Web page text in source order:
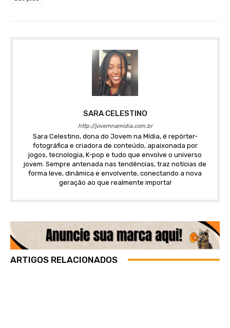
SARA CELESTINO
http://jovemnamidia.com.br
Sara Celestino, dona do Jovem na Mídia, é repórter-
fotográfica e criadora de conteúdo, apaixonada por
jogos, tecnologia, K-pop e tudo que envolve o universo
jovem. Sempre antenada nas tendências, traz notícias de
forma leve, dinâmica e envolvente, conectando a nova
geração ao que realmente importa!
ARTIGOS RELACIONADOS